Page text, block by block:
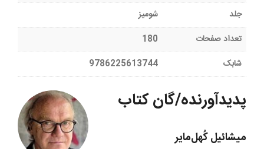
جلد
شومیز
تعداد صفحات
180
شابک
9786225613744
پدیدآورنده/گان کتاب
میشائیل کُهل‌مایر